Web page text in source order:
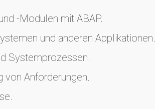
-Modulen mit ABAP.
und anderen Applikationen.
Systemprozessen.
von Anforderungen.